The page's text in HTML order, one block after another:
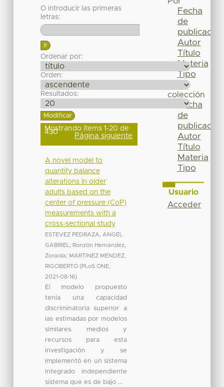
O introducir las primeras
letras:
Ordenar por:
Orden:
Resultados:
Mostrando ítems 1-20 de
430 Página siguiente
A novel model to
quantify balance
alterations in older
adults based on the
center of pressure (CoP)
measurements with a
cross-sectional study
ESTEVEZ PEDRAZA, ANGEL
GABRIEL ; Ronzón Hernández,
Zoraida; MARTINEZ MENDEZ,
RIGOBERTO (PLoS ONE,
2021-08-16)
El modelo propuesto
tenía una capacidad
discriminatoria superior a
las estimadas por modelos
similares. medios y
recursos para esta
investigación y se
implementó en un sistema
integrado independiente
sistema que es de bajo ...
Fecha
de
publicación
Autor
Título
Materia
Tipo
colección
Fecha
de
publicación
Autor
Título
Materia
Tipo
Usuario
Acceder